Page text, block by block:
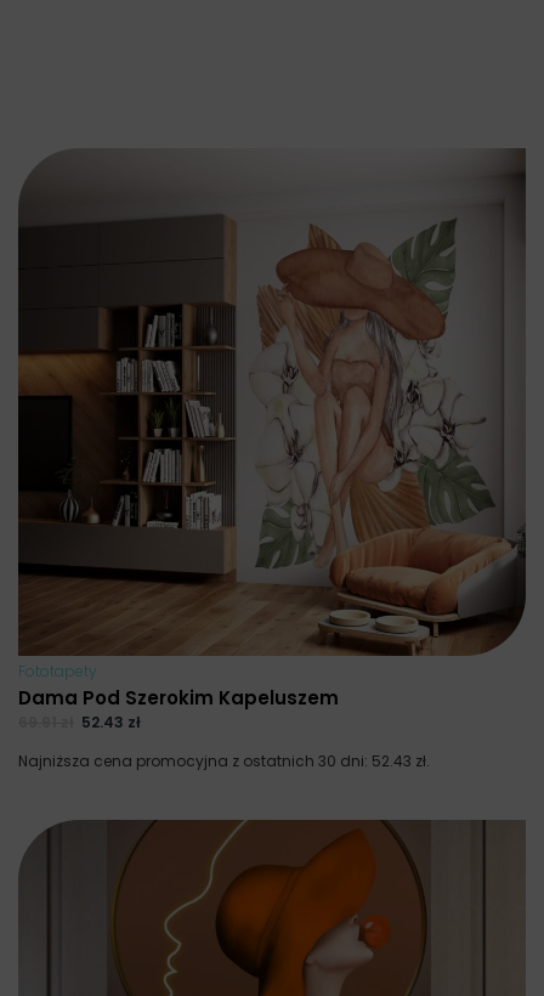
Fototapety
Dama Pod Szerokim Kapeluszem
52.43 zł
Najniższa cena promocyjna z ostatnich 30 dni: 52.43 zł.